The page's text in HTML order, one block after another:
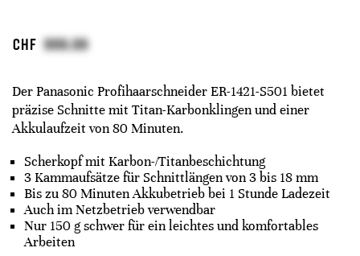
CHF
Der Panasonic Profihaarschneider ER-1421-S501 bietet
präzise Schnitte mit Titan-Karbonklingen und einer
Akkulaufzeit von 80 Minuten.
Scherkopf mit Karbon-/Titanbeschichtung
3 Kammaufsätze für Schnittlängen von 3 bis 18 mm
Bis zu 80 Minuten Akkubetrieb bei 1 Stunde Ladezeit
Auch im Netzbetrieb verwendbar
Nur 150 g schwer für ein leichtes und komfortables
Arbeiten